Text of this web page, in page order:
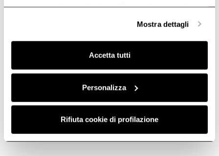
anonime, mentre se clicchi su «Personalizza», potrai
Clicca quiper visualizzare la cookie policy.
Mostra dettagli
Accetta tutti
Personalizza
Rifiuta cookie di profilazione
Juno Urban
Cappe Sospese